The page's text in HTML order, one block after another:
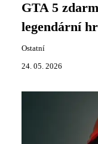
GTA 5
legendární
Ostatní
24. 05. 2026